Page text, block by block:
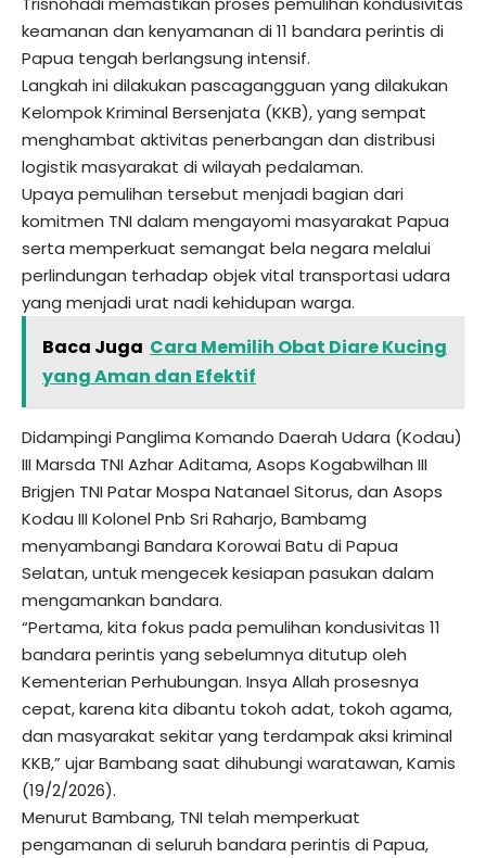
keamanan dan kenyamanan di 11 bandara perintis di
Papua tengah berlangsung intensif.
Langkah ini dilakukan pascagangguan yang dilakukan
Kelompok Kriminal Bersenjata (KKB), yang sempat
menghambat aktivitas penerbangan dan distribusi
logistik masyarakat di wilayah pedalaman.
Upaya pemulihan tersebut menjadi bagian dari
komitmen TNI dalam mengayomi masyarakat Papua
serta memperkuat semangat bela negara melalui
perlindungan terhadap objek vital transportasi udara
yang menjadi urat nadi kehidupan warga.
Baca Juga Cara Memilih Obat Diare Kucing
yang Aman dan Efektif
Didampingi Panglima Komando Daerah Udara (Kodau)
III Marsda TNI Azhar Aditama, Asops Kogabwilhan III
Brigjen TNI Patar Mospa Natanael Sitorus, dan Asops
Kodau III Kolonel Pnb Sri Raharjo, Bambamg
menyambangi Bandara Korowai Batu di Papua
Selatan, untuk mengecek kesiapan pasukan dalam
mengamankan bandara.
“Pertama, kita fokus pada pemulihan kondusivitas 11
bandara perintis yang sebelumnya ditutup oleh
Kementerian Perhubungan. Insya Allah prosesnya
cepat, karena kita dibantu tokoh adat, tokoh agama,
dan masyarakat sekitar yang terdampak aksi kriminal
KKB,” ujarBambang saat dihubungi waratawan, Kamis
(19/2/2026).
Menurut Bambang, TNI telah memperkuat
pengamanan di seluruh bandara perintis di Papua,